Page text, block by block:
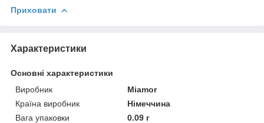
Приховати
Характеристики
Основні характеристики
Виробник
Miamor
Країна виробник
Німеччина
Вага упаковки
0.09 г